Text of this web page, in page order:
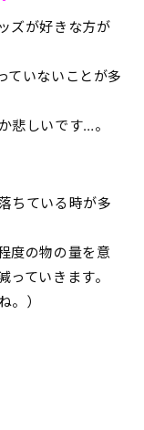
ズが好きな方が
ていないことが多
悲しいです…。
ちている時が多
度の物の量を意
ていきます。
。）